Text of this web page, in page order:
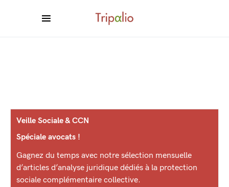
Veille Sociale & CCN
Spéciale avocats !
Gagnez du temps avec notre sélection mensuelle
d’articles d’analyse juridique dédiés à la protection
sociale complémentaire collective.